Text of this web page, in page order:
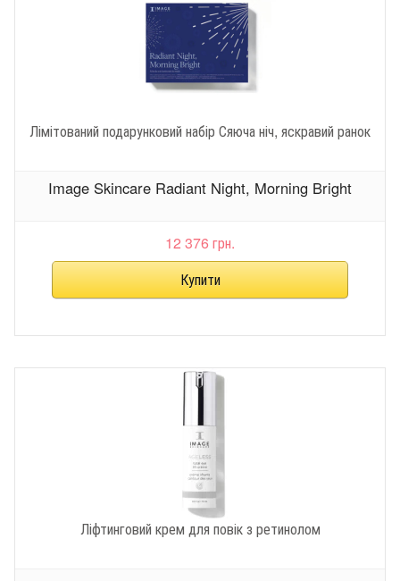
Лімітований подарунковий набір Сяюча ніч, яскравий ранок
Image Skincare Radiant Night, Morning Bright
12 376 грн.
Ліфтинговий крем для повік з ретинолом